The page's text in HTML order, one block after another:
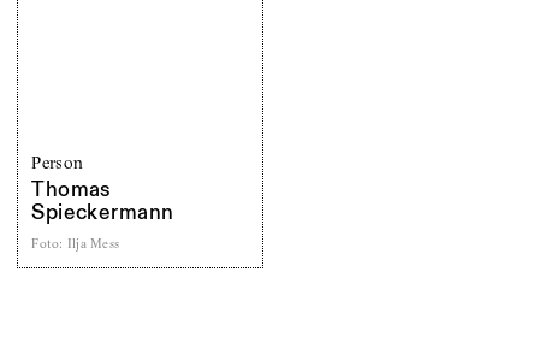
Person
Thomas
Spieckermann
Foto: Ilja Mess